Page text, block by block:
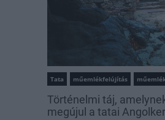
Tata műemlékfelújítás
Történelmi táj,
megújul a tatai